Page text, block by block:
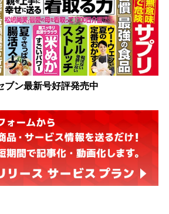
ブン最新号好評発売中